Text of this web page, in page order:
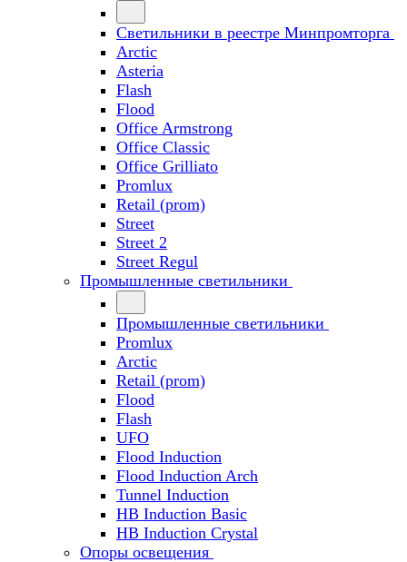
Светильники в реестре Минпромторга
Arctic
Asteria
Flash
Flood
Office Armstrong
Office Classic
Office Grilliato
Promlux
Retail (prom)
Street
Street 2
Street Regul
Промышленные светильники
Промышленные светильники
Promlux
Arctic
Retail (prom)
Flood
Flash
UFO
Flood Induction
Flood Induction Arch
Tunnel Induction
HB Induction Basic
HB Induction Crystal
Опоры освещения